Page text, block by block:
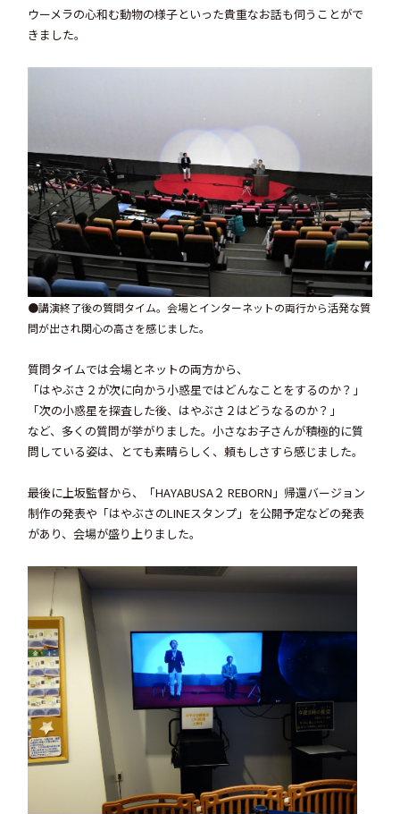
ウーメラの心和む動物の様子といった貴重なお話も伺うことがで
きました。
●講演終了後の質問タイム。会場とインターネットの両行から活発な質
問が出され関心の高さを感じました。
質問タイムでは会場とネットの両方から、
「はやぶさ２が次に向かう小惑星ではどんなことをするのか？」
「次の小惑星を探査した後、はやぶさ２はどうなるのか？」
など、多くの質問が挙がりました。小さなお子さんが積極的に質
問している姿は、とても素晴らしく、頼もしさすら感じました。
最後に上坂監督から、「HAYABUSA２ REBORN」帰還バージョン
制作の発表や「はやぶさのLINEスタンプ」を公開予定などの発表
があり、会場が盛り上りました。